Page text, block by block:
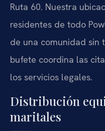
Ruta 60. Nuestra
residentes de todo
de una comunidad sin
bufete coordina las
los servicios legales.
Distribución
maritales